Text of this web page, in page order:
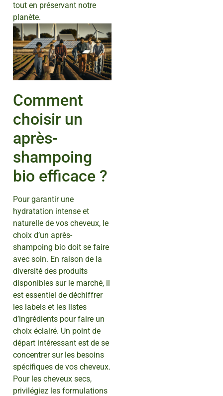
tout en préservant notre
planète.
Comment
choisir un
après-
shampoing
bio efficace ?
Pour garantir une
hydratation intense et
naturelle de vos cheveux, le
choix d’un après-
shampoing bio doit se faire
avec soin. En raison de la
diversité des produits
disponibles sur le marché, il
est essentiel de déchiffrer
les labels et les listes
d’ingrédients pour faire un
choix éclairé. Un point de
départ intéressant est de se
concentrer sur les besoins
spécifiques de vos cheveux.
Pour les cheveux secs,
privilégiez les formulations